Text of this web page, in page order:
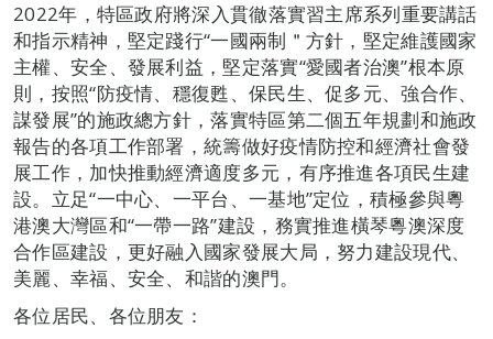
2022年，特區政府將深入貫徹落實習主席系列重要講話
和指示精神，堅定踐行“一國兩制＂方針，堅定維護國家
主權、安全、發展利益，堅定落實“愛國者治澳”根本原
則，按照“防疫情、穩復甦、保民生、促多元、強合作、
謀發展”的施政總方針，落實特區第二個五年規劃和施政
報告的各項工作部署，統籌做好疫情防控和經濟社會發
展工作，加快推動經濟適度多元，有序推進各項民生建
設。立足“一中心、一平台、一基地”定位，積極參與粵
港澳大灣區和“一帶一路”建設，務實推進橫琴粵澳深度
合作區建設，更好融入國家發展大局，努力建設現代、
美麗、幸福、安全、和諧的澳門。
各位居民、各位朋友：